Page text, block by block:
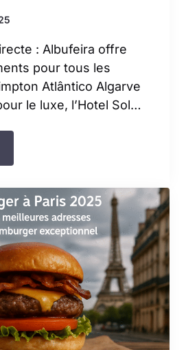
: Albufeira offre
pour tous les
Atlântico Algarve
le luxe, l’Hotel Sol…